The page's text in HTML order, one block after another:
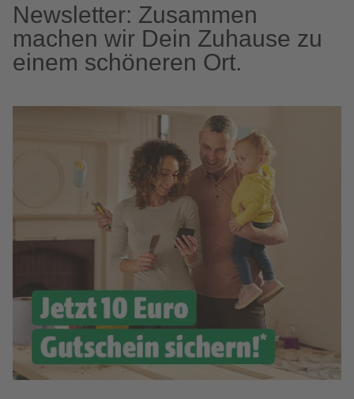
Newsletter: Zusammen
machen wir Dein Zuhause zu
einem schöneren Ort.